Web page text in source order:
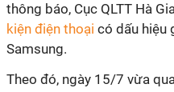
thông báo, Cục QLTT Hà
kiện điện thoại có dấu hiệu
Samsung.
Theo đó, ngày 15/7 vừa